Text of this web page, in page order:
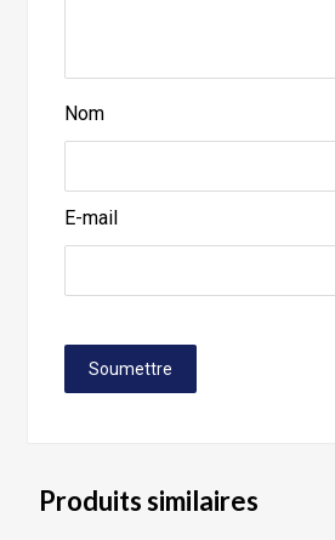
Nom
E-mail
Produits similaires